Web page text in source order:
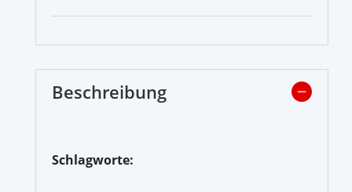
Beschreibung
Schlagworte: